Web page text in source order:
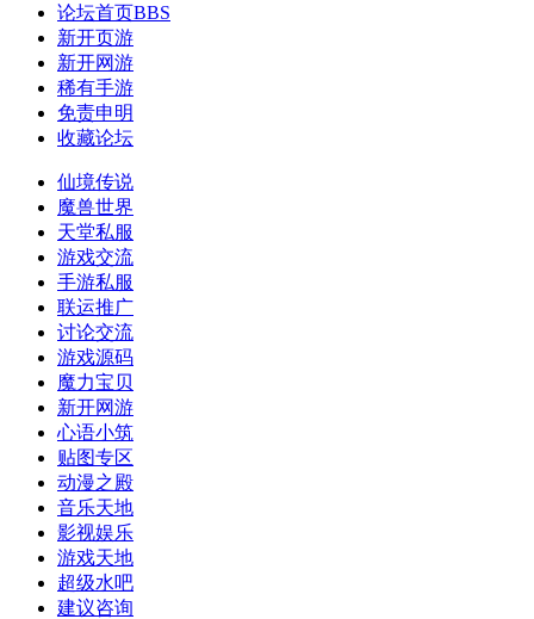
论坛首页BBS
新开页游
新开网游
稀有手游
免责申明
收藏论坛
仙境传说
魔兽世界
天堂私服
游戏交流
手游私服
联运推广
讨论交流
游戏源码
魔力宝贝
新开网游
心语小筑
贴图专区
动漫之殿
音乐天地
影视娱乐
游戏天地
超级水吧
建议咨询